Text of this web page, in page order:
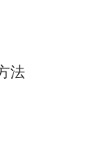
法